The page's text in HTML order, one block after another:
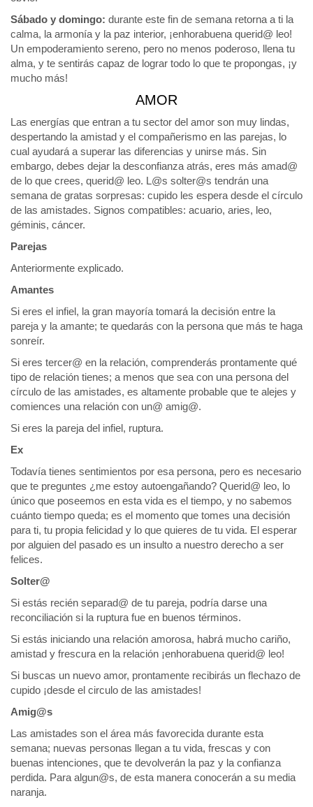
Sábado y domingo: durante este fin de semana retorna a ti la
calma, la armonía y la paz interior, ¡enhorabuena querid@ leo!
Un empoderamiento sereno, pero no menos poderoso, llena tu
alma, y te sentirás capaz de lograr todo lo que te propongas, ¡y
mucho más!
AMOR
Las energías que entran a tu sector del amor son muy lindas,
despertando la amistad y el compañerismo en las parejas, lo
cual ayudará a superar las diferencias y unirse más. Sin
embargo, debes dejar la desconfianza atrás, eres más amad@
de lo que crees, querid@ leo. L@s solter@s tendrán una
semana de gratas sorpresas: cupido les espera desde el círculo
de las amistades. Signos compatibles: acuario, aries, leo,
géminis, cáncer.
Parejas
Anteriormente explicado.
Amantes
Si eres el infiel, la gran mayoría tomará la decisión entre la
pareja y la amante; te quedarás con la persona que más te haga
sonreír.
Si eres tercer@ en la relación, comprenderás prontamente qué
tipo de relación tienes; a menos que sea con una persona del
círculo de las amistades, es altamente probable que te alejes y
comiences una relación con un@ amig@.
Si eres la pareja del infiel, ruptura.
Ex
Todavía tienes sentimientos por esa persona, pero es necesario
que te preguntes ¿me estoy autoengañando? Querid@ leo, lo
único que poseemos en esta vida es el tiempo, y no sabemos
cuánto tiempo queda; es el momento que tomes una decisión
para ti, tu propia felicidad y lo que quieres de tu vida. El esperar
por alguien del pasado es un insulto a nuestro derecho a ser
felices.
Solter@
Si estás recién separad@ de tu pareja, podría darse una
reconciliación si la ruptura fue en buenos términos.
Si estás iniciando una relación amorosa, habrá mucho cariño,
amistad y frescura en la relación ¡enhorabuena querid@ leo!
Si buscas un nuevo amor, prontamente recibirás un flechazo de
cupido ¡desde el circulo de las amistades!
Amig@s
Las amistades son el área más favorecida durante esta
semana; nuevas personas llegan a tu vida, frescas y con
buenas intenciones, que te devolverán la paz y la confianza
perdida. Para algun@s, de esta manera conocerán a su media
naranja.